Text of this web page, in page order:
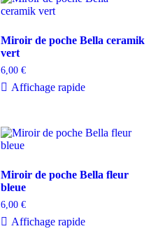
Miroir de poche Bella ceramik
vert
6,00 €
Affichage rapide
Miroir de poche Bella fleur
bleue
6,00 €
Affichage rapide